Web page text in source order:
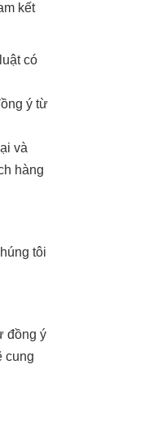
kết
có
ý từ
và
hàng
tôi
đồng ý
cung